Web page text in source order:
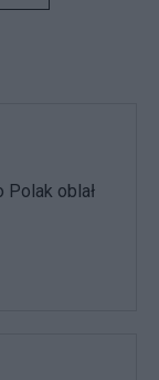
Polak oblał